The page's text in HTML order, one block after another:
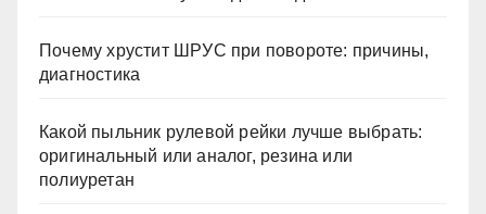
Почему хрустит ШРУС при повороте: причины,
диагностика
Какой пыльник рулевой рейки лучше выбрать:
оригинальный или аналог, резина или
полиуретан